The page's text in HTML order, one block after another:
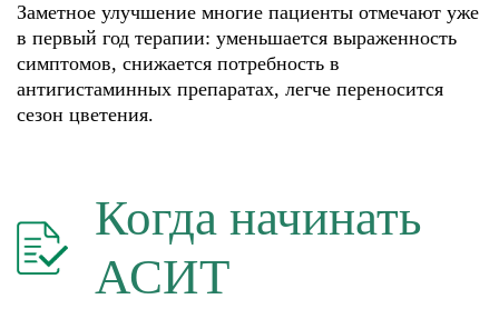
Заметное улучшение многие пациенты отмечают уже
в первый год терапии: уменьшается выраженность
симптомов, снижается потребность в
антигистаминных препаратах, легче переносится
сезон цветения.
Когда начинать
АСИТ